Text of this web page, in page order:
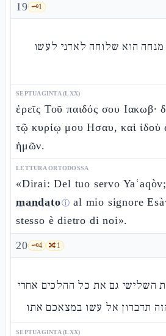
19 🗝️1
הוא שלוחה לאדני לעשו
SEPTUAGINTA (LXX)
ἐρεῖς Τοῦ παιδός σου Ιακωβ·
τῷ κυρίῳ μου Ησαυ, καὶ ἰδοὺ
ἡμῶν.
LETTURA ORTODOSSA
«Dirai: Del tuo servo
mandatoⓘ al mio signore
stesso è dietro di noi».
20 🗝️4 🔀1
השלישי גם את כל ההלכים אחרי
תדברון אל עשו במצאכם אתו
SEPTUAGINTA (LXX)